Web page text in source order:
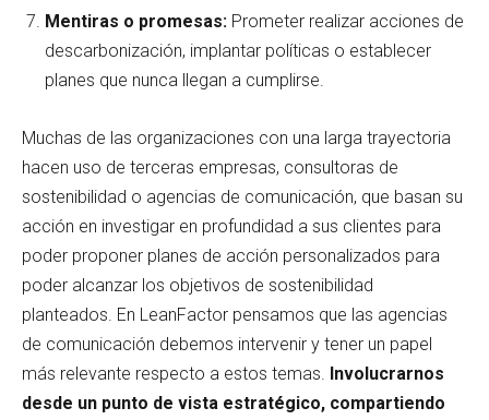
Mentiras o promesas: Prometer realizar acciones de
descarbonización, implantar políticas o establecer
planes que nunca llegan a cumplirse.
Muchas de las organizaciones con una larga trayectoria
hacen uso de terceras empresas, consultoras de
sostenibilidad o agencias de comunicación, que basan su
acción en investigar en profundidad a sus clientes para
poder proponer planes de acción personalizados para
poder alcanzar los objetivos de sostenibilidad
planteados. En LeanFactor pensamos que las agencias
de comunicación debemos intervenir y tener un papel
más relevante respecto a estos temas. Involucrarnos
desde un punto de vista estratégico, compartiendo